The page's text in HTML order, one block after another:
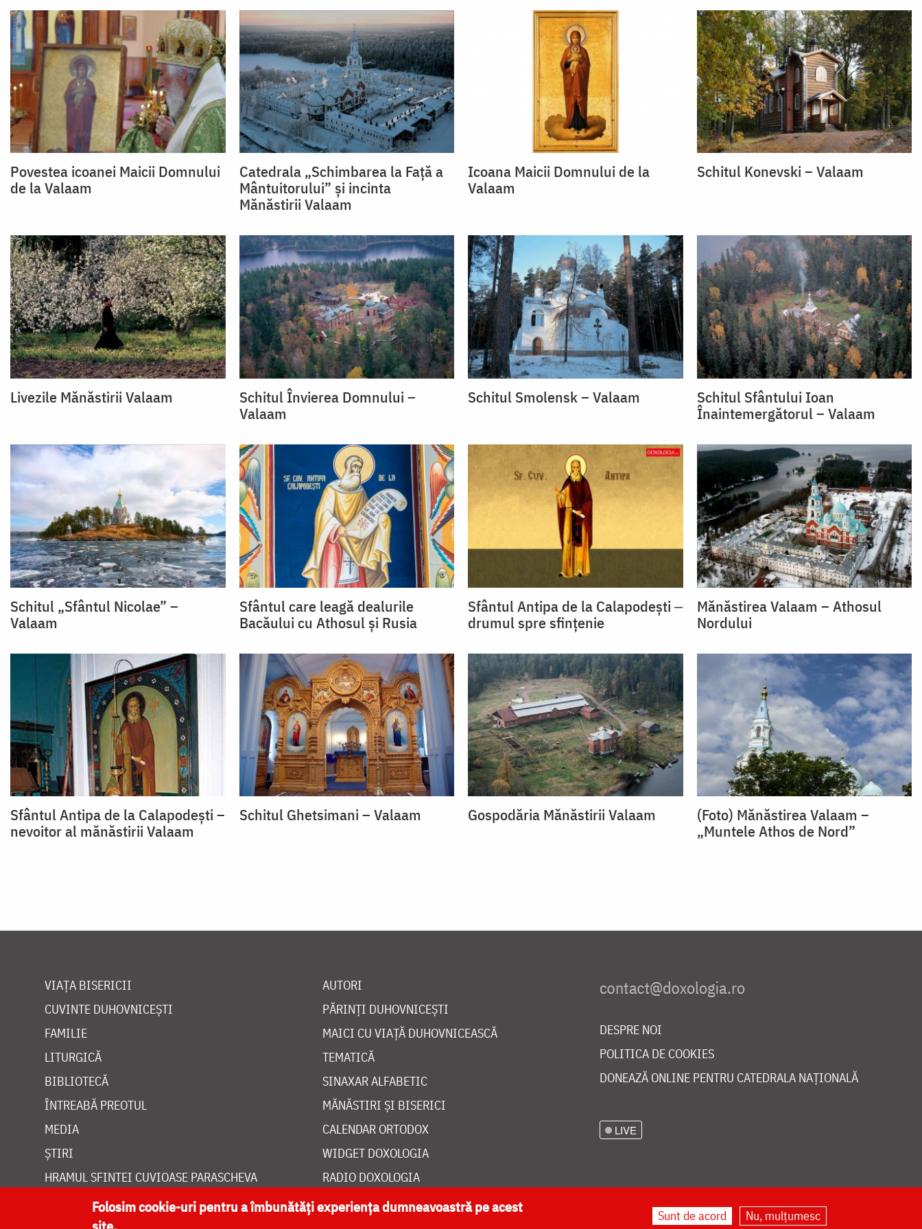
Povestea icoanei Maicii Domnului
de la Valaam
Catedrala „Schimbarea la Față a
Mântuitorului” și incinta
Mănăstirii Valaam
Icoana Maicii Domnului de la
Valaam
Schitul Konevski – Valaam
Livezile Mănăstirii Valaam
Schitul Învierea Domnului –
Valaam
Schitul Smolensk – Valaam
Schitul Sfântului Ioan
Înaintemergătorul – Valaam
Schitul „Sfântul Nicolae” –
Valaam
Sfântul care leagă dealurile
Bacăului cu Athosul și Rusia
Sfântul Antipa de la Calapodești ‒
drumul spre sfințenie
Mănăstirea Valaam – Athosul
Nordului
Sfântul Antipa de la Calapodești –
nevoitor al mănăstirii Valaam
Schitul Ghetsimani – Valaam Gospodăria Mănăstirii Valaam
(Foto) Mănăstirea Valaam –
„Muntele Athos de Nord”
VIAȚA BISERICII
CUVINTE DUHOVNICEȘTI
FAMILIE
LITURGICĂ
BIBLIOTECĂ
ÎNTREABĂ PREOTUL
MEDIA
ȘTIRI
HRAMUL SFINTEI CUVIOASE PARASCHEVA
AUTORI
PĂRINȚI DUHOVNICEȘTI
MAICI CU VIAȚĂ DUHOVNICEASCĂ
TEMATICĂ
SINAXAR ALFABETIC
MĂNĂSTIRI ȘI BISERICI
CALENDAR ORTODOX
WIDGET DOXOLOGIA
RADIO DOXOLOGIA
DESPRE NOI
POLITICA DE COOKIES
DONEAZĂ ONLINE PENTRU CATEDRALA NAȚIONALĂ
LIVE
Folosim cookie-uri pentru a îmbunătăți experiența dumneavoastră pe acest
Sunt de acord Nu, mulțumesc